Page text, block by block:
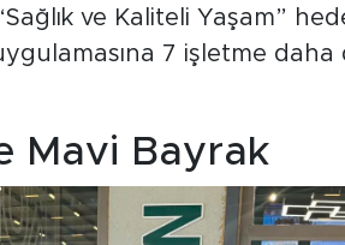
ve Kaliteli Yaşam”
7 işletme daha
Mavi Bayrak